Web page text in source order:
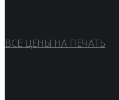
ВСЕ ЦЕНЫ НА ПЕЧАТЬ